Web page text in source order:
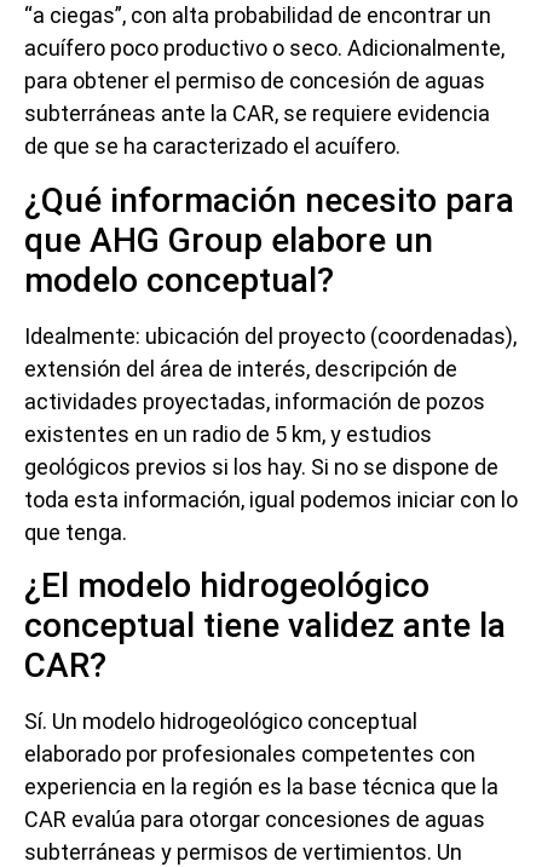
“a ciegas”, con alta probabilidad de encontrar un
acuífero poco productivo o seco. Adicionalmente,
para obtener el permiso de concesión de aguas
subterráneas ante la CAR, se requiere evidencia
de que se ha caracterizado el acuífero.
¿Qué información necesito para
que AHG Group elabore un
modelo conceptual?
Idealmente: ubicación del proyecto (coordenadas),
extensión del área de interés, descripción de
actividades proyectadas, información de pozos
existentes en un radio de 5 km, y estudios
geológicos previos si los hay. Si no se dispone de
toda esta información, igual podemos iniciar con lo
que tenga.
¿El modelo hidrogeológico
conceptual tiene validez ante la
CAR?
Sí. Un modelo hidrogeológico conceptual
elaborado por profesionales competentes con
experiencia en la región es la base técnica que la
CAR evalúa para otorgar concesiones de aguas
subterráneas y permisos de vertimientos. Un